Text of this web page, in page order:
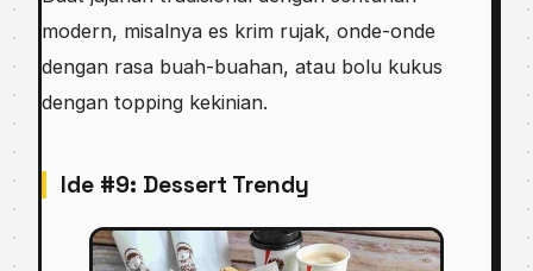
modern, misalnya es krim rujak, onde-onde
dengan rasa buah-buahan, atau bolu kukus
dengan topping kekinian.
Ide #9: Dessert Trendy